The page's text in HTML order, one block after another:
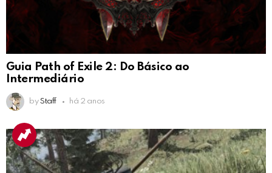
Guia Path of Exile 2: Do Básico ao
Intermediário
by Staff há 2 anos